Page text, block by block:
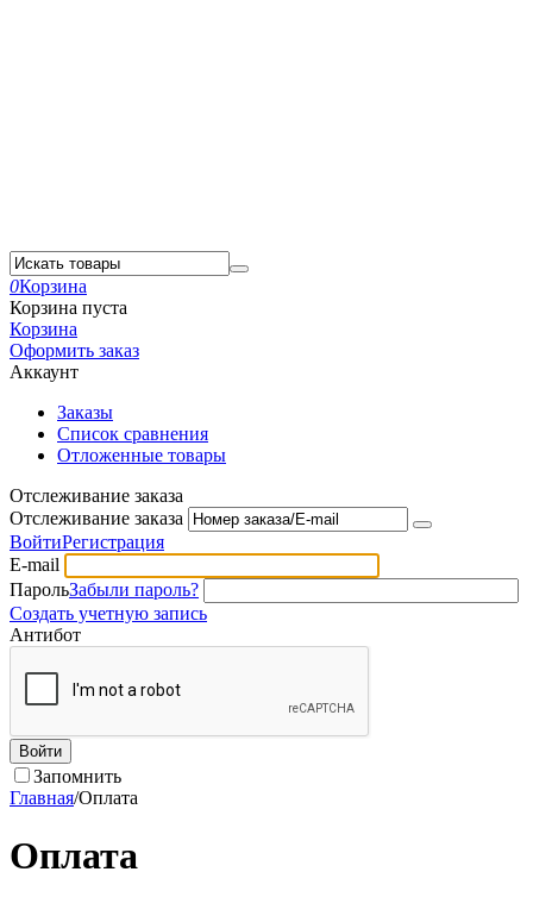
0Корзина
Корзина пуста
Корзина
Оформить заказ
Аккаунт
Заказы
Список сравнения
Отложенные товары
Отслеживание заказа
Отслеживание заказа
ВойтиРегистрация
E-mail
ПарольЗабыли пароль?
Создать учетную запись
Антибот
Войти
Запомнить
Главная/Оплата
Оплата